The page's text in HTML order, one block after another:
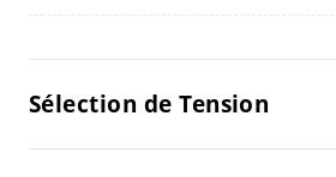
Sélection de Tension